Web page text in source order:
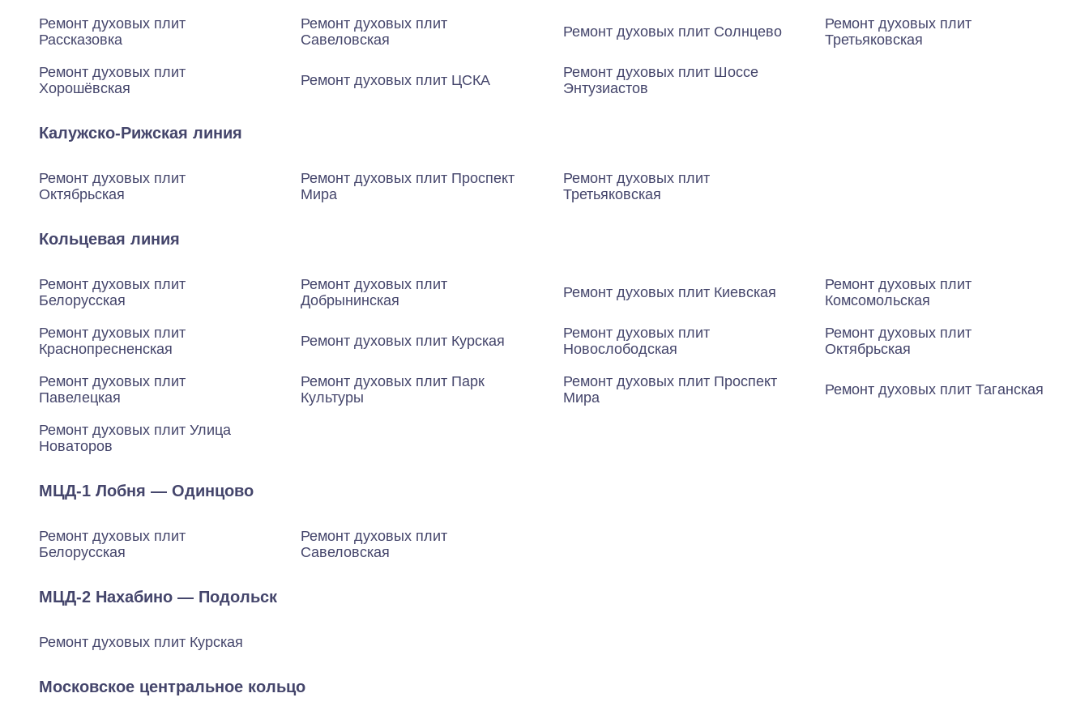
Ремонт духовых плит
Рассказовка
Ремонт духовых плит
Савеловская
Ремонт духовых плит Солнцево
Ремонт духовых плит
Третьяковская
Ремонт духовых плит
Хорошёвская
Ремонт духовых плит ЦСКА
Ремонт духовых плит Шоссе
Энтузиастов
Калужско-Рижская линия
Ремонт духовых плит
Октябрьская
Ремонт духовых плит Проспект
Мира
Ремонт духовых плит
Третьяковская
Кольцевая линия
Ремонт духовых плит
Белорусская
Ремонт духовых плит
Добрынинская
Ремонт духовых плит Киевская
Ремонт духовых плит
Комсомольская
Ремонт духовых плит
Краснопресненская
Ремонт духовых плит Курская
Ремонт духовых плит
Новослободская
Ремонт духовых плит
Октябрьская
Ремонт духовых плит
Павелецкая
Ремонт духовых плит Парк
Культуры
Ремонт духовых плит Проспект
Мира
Ремонт духовых плит Таганская
Ремонт духовых плит Улица
Новаторов
МЦД-1 Лобня — Одинцово
Ремонт духовых плит
Белорусская
Ремонт духовых плит
Савеловская
МЦД-2 Нахабино — Подольск
Ремонт духовых плит Курская
Московское центральное кольцо